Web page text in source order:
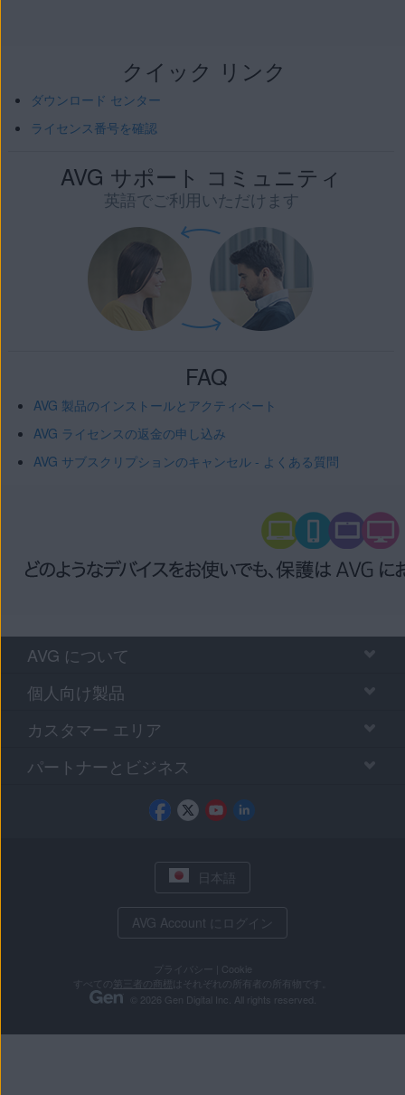
クイック リンク
ダウンロード センター
ライセンス番号を確認
AVG サポート コミュニティ
英語でご利用いただけます
FAQ
AVG 製品のインストールとアクティベート
AVG ライセンスの返金の申し込み
AVG サブスクリプションのキャンセル - よくある質問
AVG について
個人向け製品
カスタマー エリア
パートナーとビジネス
日本語
AVG Account にログイン
プライバシー
Cookie
第三者の商標
はそれぞれの所有者の所有物です。
© 2026 Gen Digital Inc. All rights reserved.